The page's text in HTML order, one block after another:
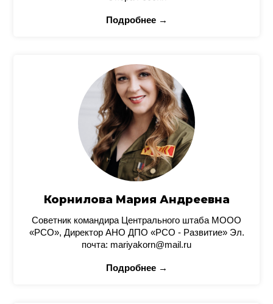
Подробнее →
Корнилова Мария Андреевна
Советник командира Центрального штаба МООО
«РСО», Директор АНО ДПО «РСО - Развитие» Эл.
почта: mariyakorn@mail.ru
Подробнее →